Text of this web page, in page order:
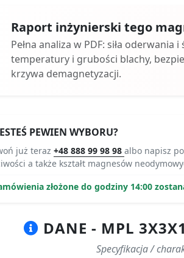
Raport inżynierski tego
Pełna analiza w PDF: siła oderwania
temperatury i grubości blachy,
krzywa demagnetyzacji.
PEWIEN WYBORU?
już teraz +48 888 99 98 98 albo napisz
a także kształt magnesów
złożone do godziny 14:00
DANE - MPL
Specyfikacja /